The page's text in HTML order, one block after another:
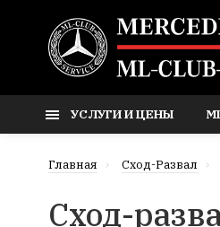
УСЛУГИ И ЦЕНЫ
Главная Сход-Развал
Сход-